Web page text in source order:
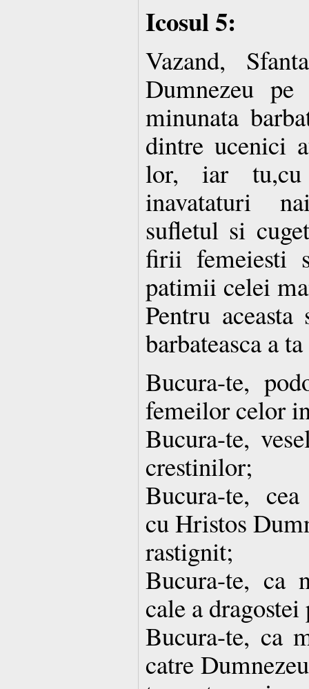
Icosul 5:
Vazand,
Dumnezeu pe
minunata
dintre ucenici
lor, iar tu,cu
inavataturi
sufletul si
firii femeiesti
patimii celei
Pentru
barbateasca a
Bucura-te,
femeilor celor
Bucura-te,
crestinilor;
Bucura-te,
cu Hristos
rastignit;
Bucura-te, ca
cale a
Bucura-te, ca
catre